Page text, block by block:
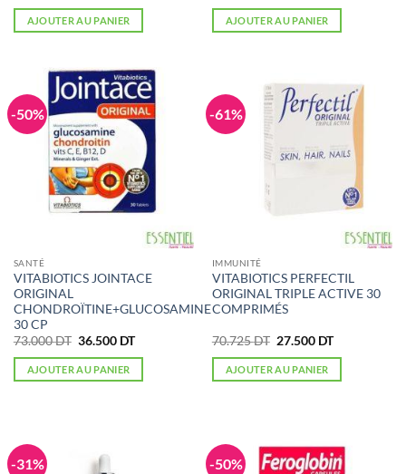
AJOUTER AU PANIER AJOUTER AU PANIER
-50%
SANTÉ
VITABIOTICS JOINTACE
ORIGINAL
CHONDROÏTINE+GLUCOSAMINE
30 CP
73.000DT Le
initial
était :
36.500 DTLe
actuel
AJOUTER AU PANIER
-61%
IMMUNITÉ
VITABIOTICS PERFECTIL
ORIGINAL TRIPLE ACTIVE 30
COMPRIMÉS
70.725DT Le
initial
était :
27.500 DTLe
actuel
AJOUTER AU PANIER
-31% -50%